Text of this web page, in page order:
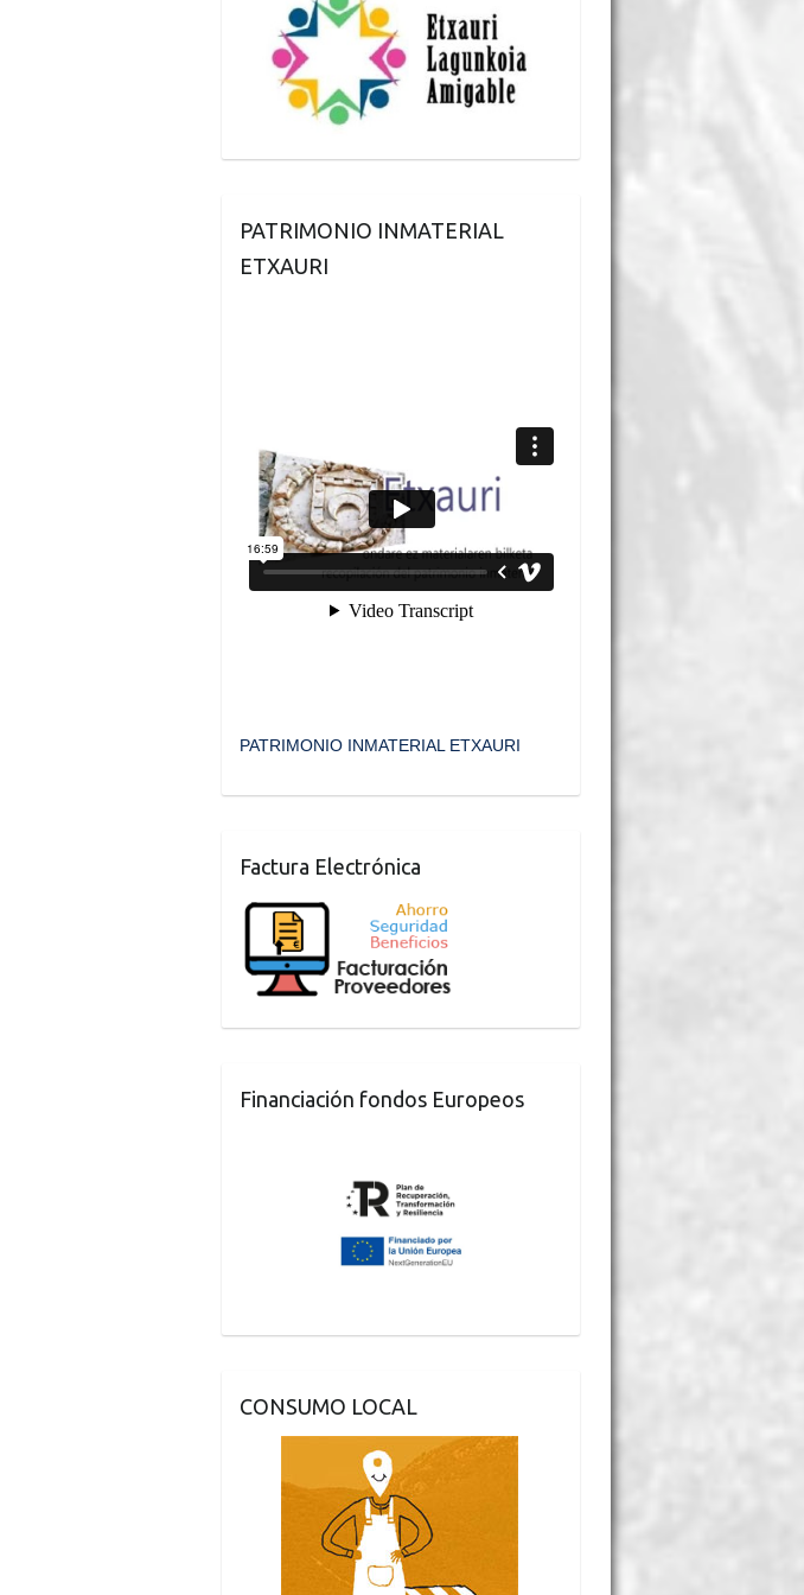
PATRIMONIO INMATERIAL
ETXAURI
PATRIMONIO INMATERIAL ETXAURI
Factura Electrónica
Financiación fondos Europeos
CONSUMO LOCAL